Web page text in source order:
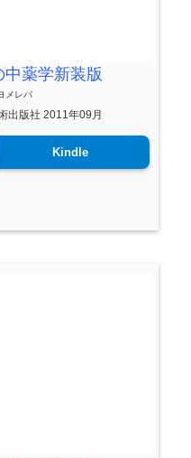
薬学新装版
メレバ
出版社 2011年09月
Kindle